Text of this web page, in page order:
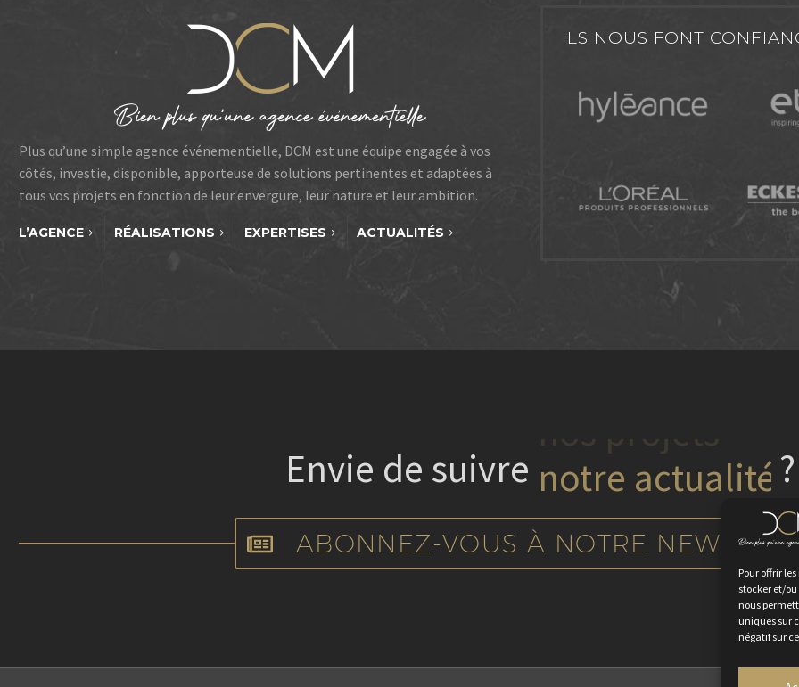
Pour offrir
stocker et/
nous
uniques sur
négatif sur
Plus qu’une simple agence événementielle, DCM est une équipe engagée à vos
côtés, investie, disponible, apporteuse de solutions pertinentes et adaptées à
tous vos projets en fonction de leur envergure, leur nature et leur ambition.
L’AGENCE RÉALISATIONS EXPERTISES ACTUALITÉS
ILS NOUS FONT
Envie de suivrenos projets ?
ABONNEZ-VOUS À NOTRE